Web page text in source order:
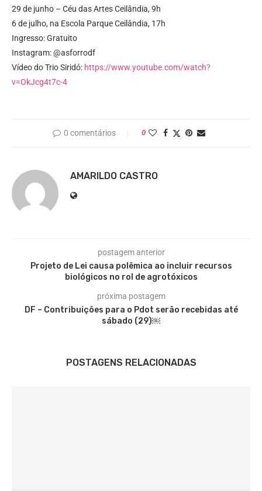
29 de junho – Céu das Artes Ceilândia, 9h
6 de julho, na Escola Parque Ceilândia, 17h
Ingresso: Gratuito
Instagram: @asforrodf
Vídeo do Trio Siridó: https://www.youtube.com/watch?
v=OkJcg4t7c-4
0 comentários 0
AMARILDO CASTRO
postagem anterior
Projeto de Lei causa polêmica ao incluir recursos
biológicos no rol de agrotóxicos
próxima postagem
DF – Contribuições para o Pdot serão recebidas até
sábado (29)￼
POSTAGENS RELACIONADAS